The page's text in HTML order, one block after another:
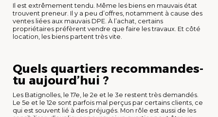
Il est extrêmement tendu. Même les biens en mauvais état
trouvent preneur. Il y a peu d’offres, notamment à cause des
ventes liées aux mauvais DPE. À l’achat, certains
propriétaires préfèrent vendre que faire les travaux. Et côté
location, les biens partent très vite.
Quels quartiers recommandes-
tu aujourd’hui ?
Les Batignolles, le 17e, le 2e et le 3e restent très demandés.
Le 5e et le 12e sont parfois mal perçus par certains clients, ce
qui est souvent lié à des préjugés. Mon rôle est aussi de les